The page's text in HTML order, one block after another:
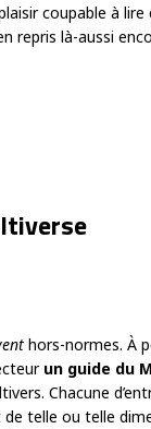
coupable à
repris là-aussi
hors-normes. À
un guide du
Chacune
telle ou telle